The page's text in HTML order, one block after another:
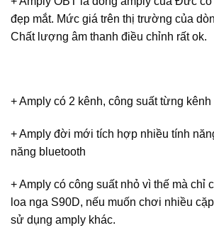
đẹp mắt. Mức giá trên thị trường của
Chất lượng âm thanh điều chỉnh rất ok.
+ Amply có 2 kênh, công suất từng
+ Amply đời mới tích hợp nhiều tính
năng bluetooth
+ Amply có công suất nhỏ vì thế mà chỉ
loa nga S90D, nếu muốn chơi nhiều
sử dụng amply khác.